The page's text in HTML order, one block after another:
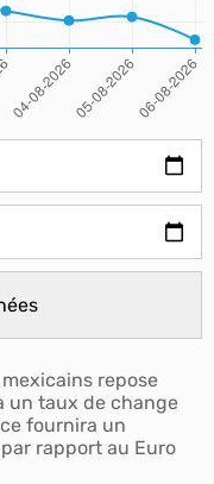
repose
un taux de change
fournira un
rapport au Euro